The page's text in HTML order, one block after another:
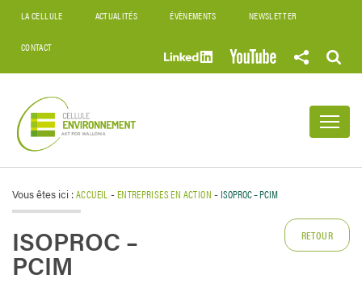
LA CELLULE ACTUALITÉS ÉVÈNEMENTS NEWSLETTER
CONTACT
Vous êtes ici :ACCUEIL -ENTREPRISES EN ACTION -ISOPROC – PCIM
ISOPROC –
PCIM
RETOUR